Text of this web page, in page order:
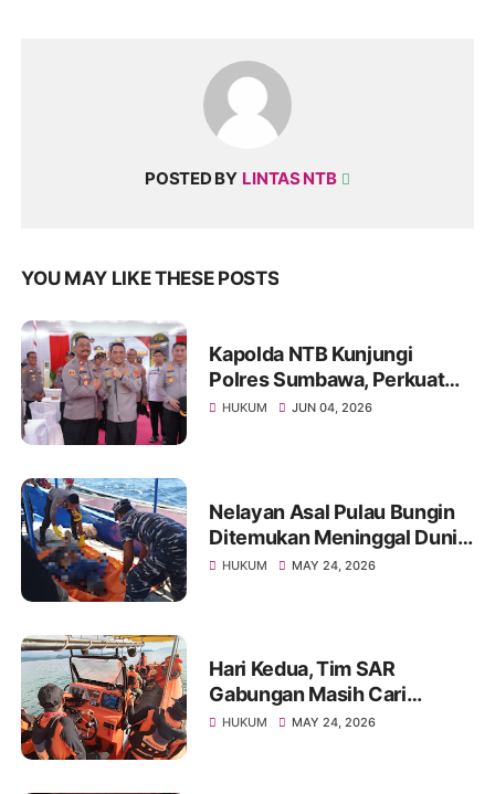
POSTED BY LINTAS NTB
YOU MAY LIKE THESE POSTS
Kapolda NTB Kunjungi
Polres Sumbawa, Perkuat
Pengawasan Internal dan
HUKUM JUN 04, 2026
Nelayan Asal Pulau Bungin
Ditemukan Meninggal Dunia
di Pantai Kertasari
HUKUM MAY 24, 2026
Hari Kedua, Tim SAR
Gabungan Masih Cari
Nelayan Lansia yang Hilang
HUKUM MAY 24, 2026